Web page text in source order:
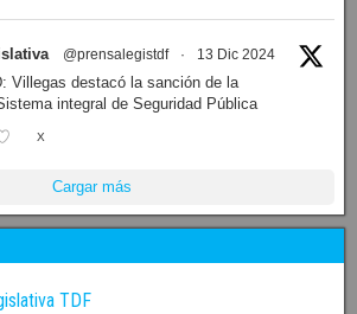
@prensalegistdf · 13 Dic 2024
Villegas destacó la sanción de la
integral de Seguridad Pública
X
Cargar más
TDF